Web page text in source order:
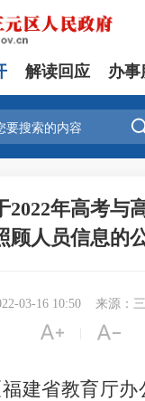
解读回应 办事
2022年高考与
顾人员信息的
03-16 10:50 来源：
 
省教育厅办